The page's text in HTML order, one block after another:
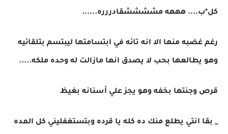
كل*ب.... هههه مششششقادررره......
رغم غضبه منها الا انه تائه في ابتسامتها ليبتسم بتلقائيه
وهو يطالعها بحب لا يصدق انها مازالت له وحده ملكه.....
قرص وجنتها بخفه وهو يجز علي أسنانه بغيظ
_ بقا انتي يطلع منك ده كله يا قرده وبتستغفليني كل المده